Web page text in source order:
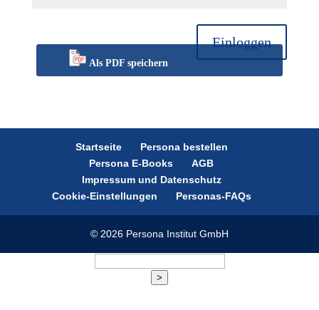
Einloggen
Als PDF speichern
Startseite
Persona bestellen
Persona E-Books
AGB
Impressum und Datenschutz
Cookie-Einstellungen
Personas-FAQs
© 2026 Persona Institut GmbH
>